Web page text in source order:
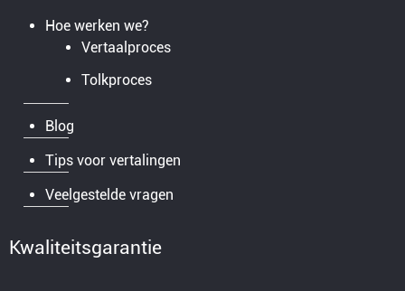
Hoe werken we?
Vertaalproces
Tolkproces
Blog
Tips voor vertalingen
Veelgestelde vragen
Kwaliteitsgarantie